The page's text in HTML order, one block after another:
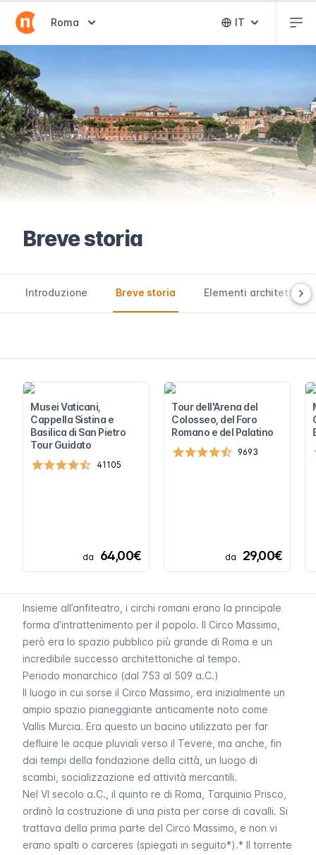
Abrir selector de destinos
Roma Abrir selector
IT
Breve storia
Introduzione Breve storia Elementi architettonici
Musei Vaticani,
Cappella Sistina e
Basilica di San Pietro
Tour Guidato
41105
da 64,00€
Tour dell'Arena del
Colosseo, del Foro
Romano e del Palatino
9693
da 29,00€
Insieme all’anfiteatro, i circhi romani erano la principale
forma d’intrattenimento per il popolo. Il Circo Massimo,
però era lo spazio pubblico più grande di Roma e un
incredibile successo architettoniche al tempo.
Periodo monarchico (dal 753 al 509 a.C.)
Il luogo in cui sorse il Circo Massimo, era inizialmente un
ampio spazio pianeggiante anticamente noto come
Vallis Murcia. Era questo un bacino utilizzato per far
defluire le acque pluviali verso il Tevere, ma anche, fin
dai tempi della fondazione della città, un luogo di
scambi, socializzazione ed attività mercantili.
Nel VI secolo a.C., il quinto re di Roma, Tarquinio Prisco,
ordinò la costruzione di una pista per corse di cavalli. Si
trattava della prima parte del Circo Massimo, e non vi
erano spalti o carceres (spiegati in seguito*).* Il torrente